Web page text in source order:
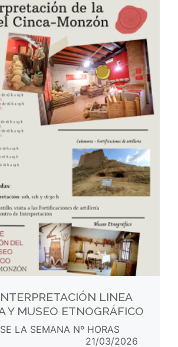
LINEA
Y MUSEO ETNOGRÁFICO
LA SEMANA Nº HORAS
21/03/2026